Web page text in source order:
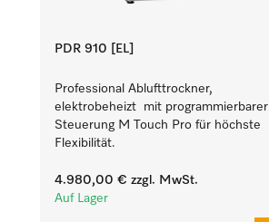
PDR 910 [EL]
Professional Ablufttrockner,
elektrobeheizt mit programmierbarer
Steuerung M Touch Pro für höchste
Flexibilität.
4.980,00 € zzgl. MwSt.
Auf Lager